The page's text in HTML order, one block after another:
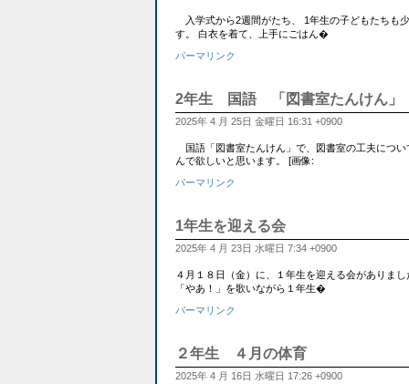
入学式から2週間がたち、 1年生の子どもたちも
す。 白衣を着て、上手にごはん�
パーマリンク
2年生 国語 「図書室たんけん」
2025年 4 月 25日 金曜日 16:31 +0900
国語「図書室たんけん」で、図書室の工夫につ
んで欲しいと思います。 [画像:
パーマリンク
1年生を迎える会
2025年 4 月 23日 水曜日 7:34 +0900
４月１８日（金）に、１年生を迎える会がありま
「やあ！」を歌いながら１年生�
パーマリンク
２年生 ４月の体育
2025年 4 月 16日 水曜日 17:26 +0900